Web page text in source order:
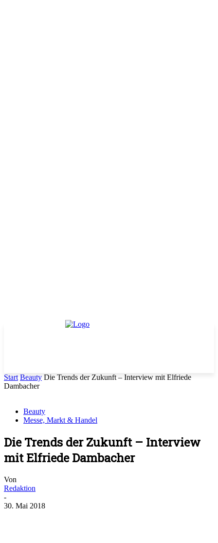
Start Beauty Die Trends der Zukunft – Interview mit Elfriede
Dambacher
Beauty
Messe, Markt & Handel
Die Trends der Zukunft – Interview
mit Elfriede Dambacher
Von
Redaktion
-
30. Mai 2018